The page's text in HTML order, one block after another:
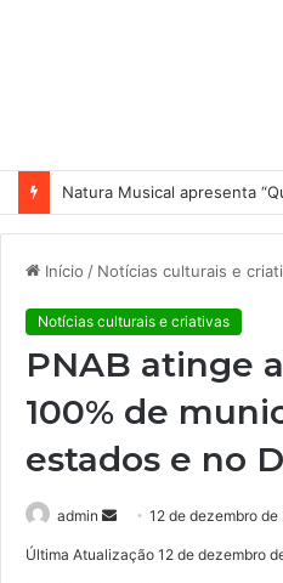
Início / Notícias culturais e
Notícias culturais e criativas
PNAB atinge
100% de
estados e no
admin 12 de dezembro de
Última Atualização 12 de dezembro